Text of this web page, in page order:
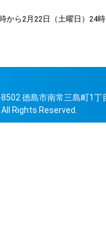
ら2月22日（土曜日）24
徳島市南常三島町1
Rights Reserved.